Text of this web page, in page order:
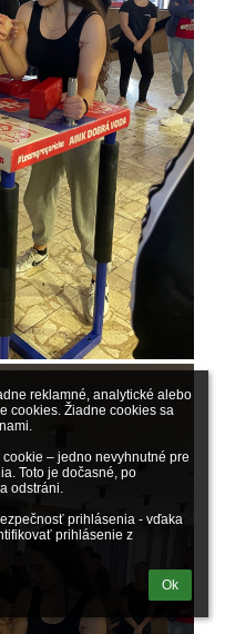
reklamné, analytické alebo
cookies. Žiadne cookies sa
– jedno nevyhnutné pre
Toto je dočasné, po
odstráni.
prihlásenia - vďaka
prihlásenie z
Ok